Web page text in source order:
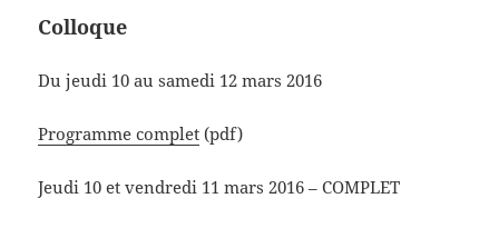
Colloque
Du jeudi 10 au samedi 12 mars 2016
Programme complet (pdf)
Jeudi 10 et vendredi 11 mars 2016 – COMPLET